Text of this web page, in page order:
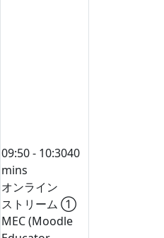
09:50 - 10:3040
mins
オンライン
ストリーム ①
MEC (Moodle